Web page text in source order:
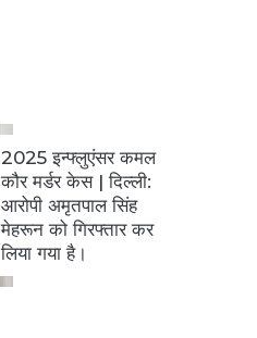
2025 इन्फ्लुएंसर कमल
कौर मर्डर केस | दिल्ली:
आरोपी अमृतपाल सिंह
मेहरून को गिरफ्तार कर
लिया गया है।